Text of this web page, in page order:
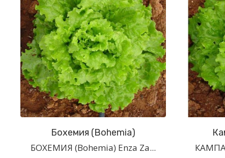
Бохемия (Bohemia)
БОХЕМИЯ (Bohemia) Enza Za...